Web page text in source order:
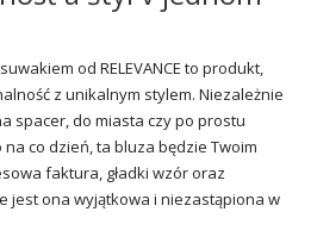
od RELEVANCE to produkt,
z unikalnym stylem. Niezależnie
spacer, do miasta czy po prostu
co dzień, ta bluza będzie Twoim
faktura, gładki wzór oraz
jest ona wyjątkowa i niezastąpiona w